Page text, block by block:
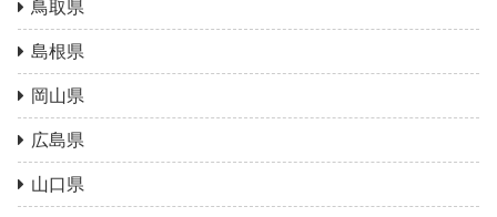
鳥取県
島根県
岡山県
広島県
山口県